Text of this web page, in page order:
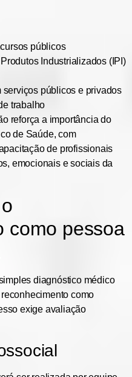
públicos
Industrializados (IPI)
públicos e privados
trabalho
reforça a importância do
de Saúde, com
de profissionais
emocionais e sociais da
como pessoa
diagnóstico médico
como
exige avaliação